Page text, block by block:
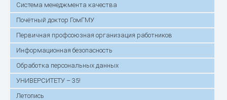
Система менеджмента качества
Почётный доктор ГомГМУ
Первичная профсоюзная организация работников
Информационная безопасность
Обработка персональных данных
УНИВЕРСИТЕТУ – 35!
Летопись